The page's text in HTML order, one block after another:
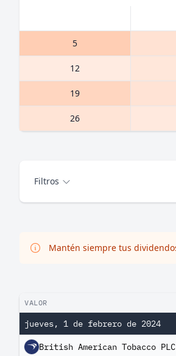
5
12
19
26
Filtros
Mantén siempre tus
VALOR
jueves, 1 de febrero de 2024
British American Tobacco PLC